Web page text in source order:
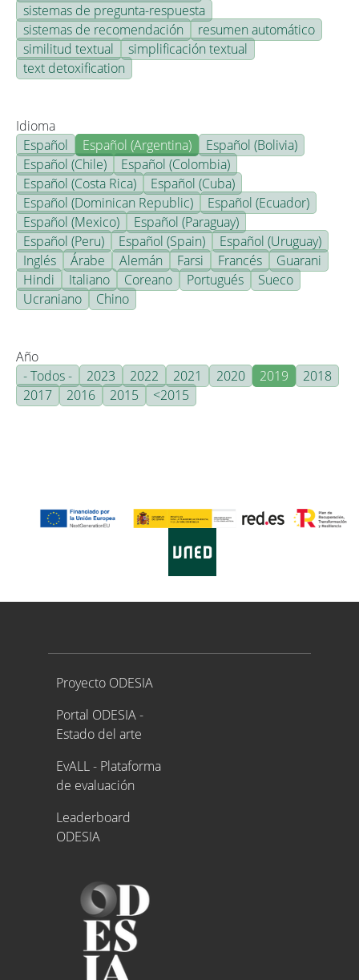
sistemas de pregunta-respuesta
sistemas de recomendación
resumen automático
similitud textual
simplificación textual
text detoxification
Idioma
Español
Español (Argentina)
Español (Bolivia)
Español (Chile)
Español (Colombia)
Español (Costa Rica)
Español (Cuba)
Español (Dominican Republic)
Español (Ecuador)
Español (Mexico)
Español (Paraguay)
Español (Peru)
Español (Spain)
Español (Uruguay)
Inglés
Árabe Alemán Farsi Francés
Guarani
Hindi
Italiano Coreano Portugués
Sueco
Ucraniano
Chino
Año
- Todos -
2023 2022 2021 2020 2019
2018
2017
2016 2015 <2015
Proyecto ODESIA
Proyecto ODESIA
Portal ODESIA -
Estado del arte
EvALL - Plataforma
de evaluación
Leaderboard
ODESIA